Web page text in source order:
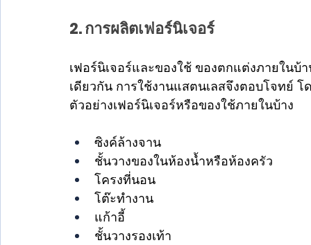
2. การผลิตเฟอร์นิเจอร์
เฟอร์นิเจอร์และของใช้ ของตกแต่งภายในบ้
เดียวกัน การใช้งานแสตนเลสจึงตอบโจทย์
ตัวอย่างเฟอร์นิเจอร์หรือของใช้ภายในบ้าง
ซิงค์ล้างจาน
ชั้นวางของในห้องน้ำหรือห้องครัว
โครงที่นอน
โต๊ะทำงาน
แก้าอี้
ชั้นวางรองเท้า